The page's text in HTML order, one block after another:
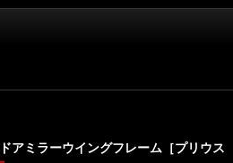
アミラーウイングフレーム［プリウス